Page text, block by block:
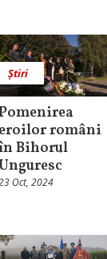
Știri
eroilor români
Bihorul
Oct, 2024